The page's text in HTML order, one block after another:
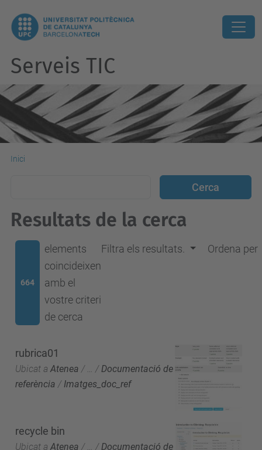
Serveis TIC
Inici
Resultats de la cerca
664
elements
coincideixen
amb el
vostre criteri
de cerca
Filtra els resultats. Ordena per
rubrica01
Ubicat a Atenea / / Documentació de
referència / Imatges_doc_ref
recycle bin
Ubicat a Atenea / … /Documentació de